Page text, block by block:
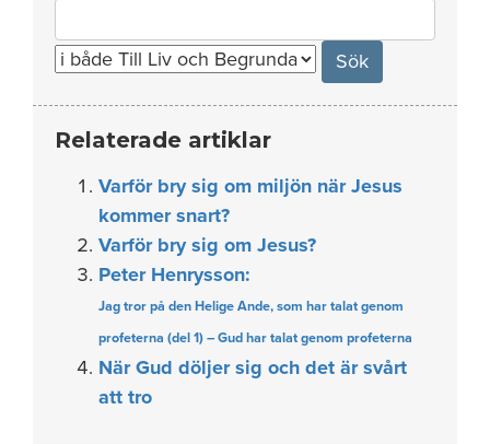
for:
Relaterade artiklar
Varför bry sig om miljön när Jesus
kommer snart?
Varför bry sig om Jesus?
Peter Henrysson:
Jag tror på den Helige Ande, som har talat genom
profeterna (del 1) – Gud har talat genom profeterna
När Gud döljer sig och det är svårt
att tro